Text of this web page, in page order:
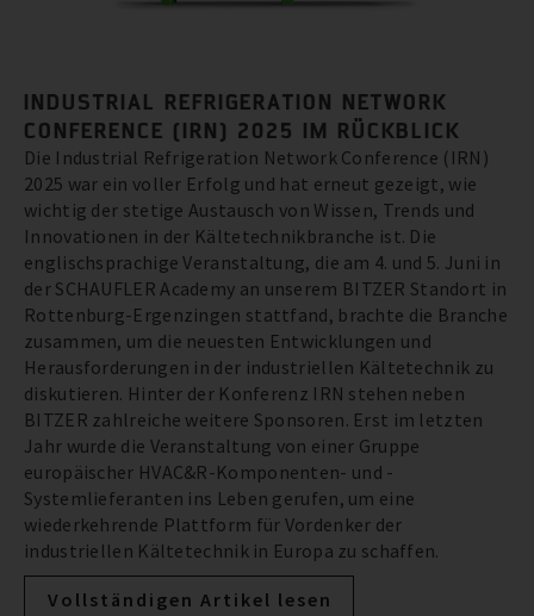
INDUSTRIAL REFRIGERATION NETWORK
CONFERENCE (IRN) 2025 IM RÜCKBLICK
Die Industrial Refrigeration Network Conference (IRN)
2025 war ein voller Erfolg und hat erneut gezeigt, wie
wichtig der stetige Austausch von Wissen, Trends und
Innovationen in der Kältetechnikbranche ist. Die
englischsprachige Veranstaltung, die am 4. und 5. Juni in
der SCHAUFLER Academy an unserem BITZER Standort in
Rottenburg-Ergenzingen stattfand, brachte die Branche
zusammen, um die neuesten Entwicklungen und
Herausforderungen in der industriellen Kältetechnik zu
diskutieren. Hinter der Konferenz IRN stehen neben
BITZER zahlreiche weitere Sponsoren. Erst im letzten
Jahr wurde die Veranstaltung von einer Gruppe
europäischer HVAC&R-Komponenten- und -
Systemlieferanten ins Leben gerufen, um eine
wiederkehrende Plattform für Vordenker der
industriellen Kältetechnik in Europa zu schaffen.
Vollständigen Artikel lesen